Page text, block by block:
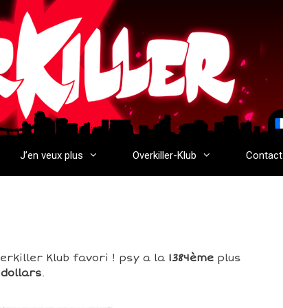
J’en veux plus Overkiller-Klub Contact
Klub favori ! psy a la 1384èmeplus
.